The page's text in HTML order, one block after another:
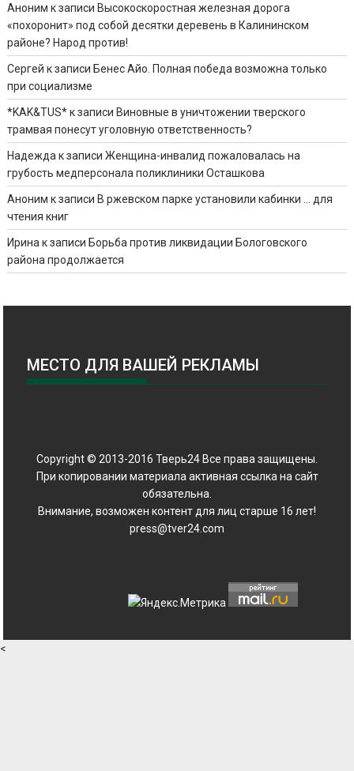
Аноним к записи Высокоскоростная железная дорога
«похоронит» под собой десятки деревень в Калининском
районе? Народ против!
Сергей к записи Бенес Айо. Полная победа возможна только
при социализме
*KAK&TUS*к записи Виновные в уничтожении тверского
трамвая понесут уголовную ответственность?
Надежда к записиЖенщина-инвалид пожаловалась на
грубость медперсонала поликлиники Осташкова
Аноним к записи В ржевском парке установили кабинки … для
чтения книг
Ирина к записи Борьба против ликвидации Бологовского
района продолжается
МЕСТО ДЛЯ ВАШЕЙ РЕКЛАМЫ
Copyright © 2013-2016 Тверь24 Все права защищены.
При копировании материала активная ссылка на сайт
обязательна.
Внимание, возможен контент для лиц старше 16 лет!
press@tver24.com
<